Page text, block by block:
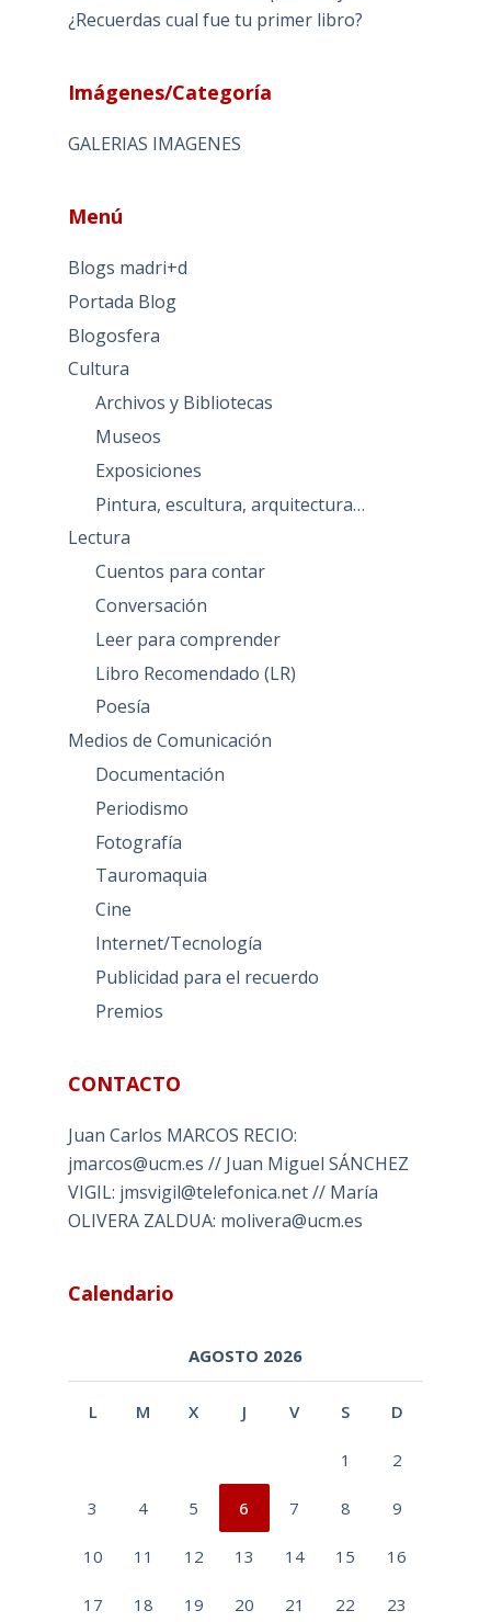
¿Recuerdas cual fue tu primer libro?
Imágenes/Categoría
GALERIAS IMAGENES
Menú
Blogs madri+d
Portada Blog
Blogosfera
Cultura
Archivos y Bibliotecas
Museos
Exposiciones
Pintura, escultura, arquitectura…
Lectura
Cuentos para contar
Conversación
Leer para comprender
Libro Recomendado (LR)
Poesía
Medios de Comunicación
Documentación
Periodismo
Fotografía
Tauromaquia
Cine
Internet/Tecnología
Publicidad para el recuerdo
Premios
CONTACTO
Juan Carlos MARCOS RECIO:
jmarcos@ucm.es // Juan Miguel SÁNCHEZ
VIGIL: jmsvigil@telefonica.net // María
OLIVERA ZALDUA: molivera@ucm.es
Calendario
AGOSTO 2026
L M X J V S D
1 2
3 4 5 6 7 8 9
10 11 12 13 14 15 16
17 18 19 20 21 22 23